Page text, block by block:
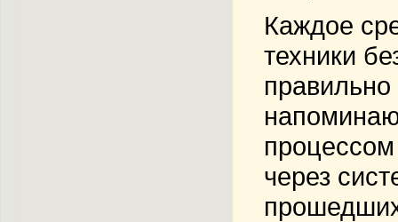
Каждое
техники
через